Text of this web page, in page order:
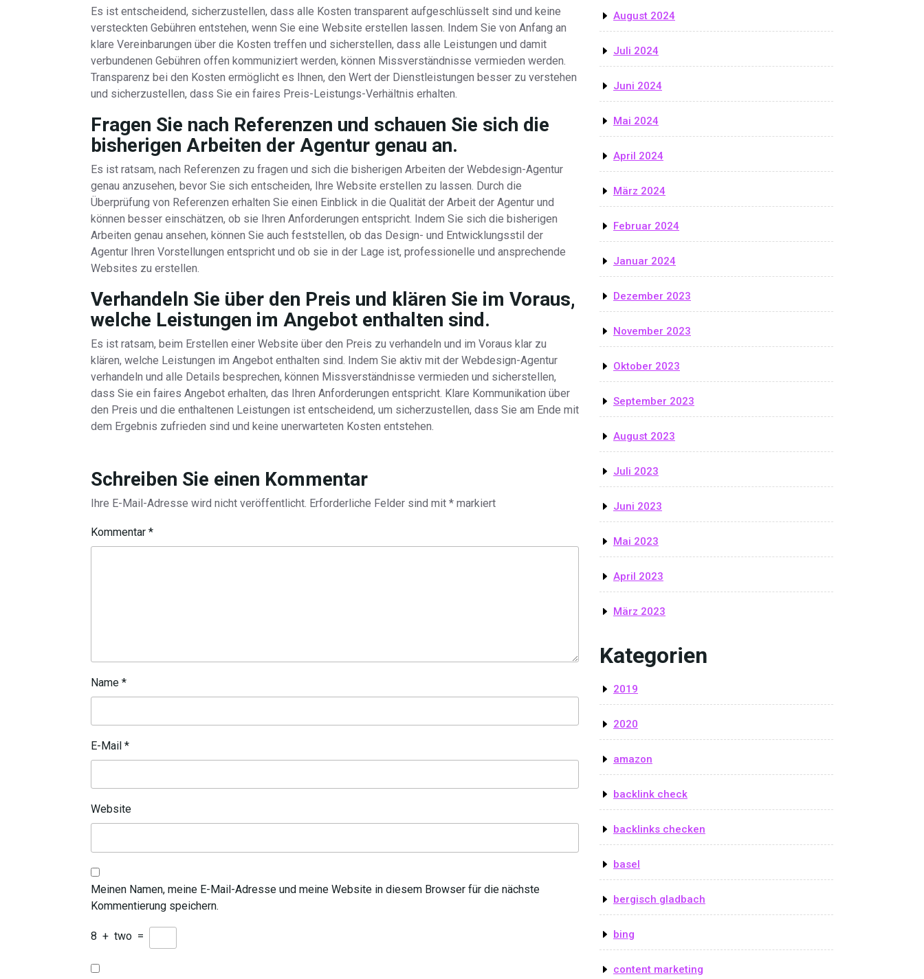
Es ist entscheidend, sicherzustellen, dass alle Kosten transparent aufgeschlüsselt sind und keine
versteckten Gebühren entstehen, wenn Sie eine Website erstellen lassen. Indem Sie von Anfang an
klare Vereinbarungen über die Kosten treffen und sicherstellen, dass alle Leistungen und damit
verbundenen Gebühren offen kommuniziert werden, können Missverständnisse vermieden werden.
Transparenz bei den Kosten ermöglicht es Ihnen, den Wert der Dienstleistungen besser zu verstehen
und sicherzustellen, dass Sie ein faires Preis-Leistungs-Verhältnis erhalten.
Fragen Sie nach Referenzen und schauen Sie sich die
bisherigen Arbeiten der Agentur genau an.
Es ist ratsam, nach Referenzen zu fragen und sich die bisherigen Arbeiten der Webdesign-Agentur
genau anzusehen, bevor Sie sich entscheiden, Ihre Website erstellen zu lassen. Durch die
Überprüfung von Referenzen erhalten Sie einen Einblick in die Qualität der Arbeit der Agentur und
können besser einschätzen, ob sie Ihren Anforderungen entspricht. Indem Sie sich die bisherigen
Arbeiten genau ansehen, können Sie auch feststellen, ob das Design- und Entwicklungsstil der
Agentur Ihren Vorstellungen entspricht und ob sie in der Lage ist, professionelle und ansprechende
Websites zu erstellen.
Verhandeln Sie über den Preis und klären Sie im Voraus,
welche Leistungen im Angebot enthalten sind.
Es ist ratsam, beim Erstellen einer Website über den Preis zu verhandeln und im Voraus klar zu
klären, welche Leistungen im Angebot enthalten sind. Indem Sie aktiv mit der Webdesign-Agentur
verhandeln und alle Details besprechen, können Missverständnisse vermieden und sicherstellen,
dass Sie ein faires Angebot erhalten, das Ihren Anforderungen entspricht. Klare Kommunikation über
den Preis und die enthaltenen Leistungen ist entscheidend, um sicherzustellen, dass Sie am Ende mit
dem Ergebnis zufrieden sind und keine unerwarteten Kosten entstehen.
Schreiben Sie einen Kommentar
Ihre E-Mail-Adresse wird nicht veröffentlicht. Erforderliche Felder sind mit * markiert
Kommentar *
Name *
E-Mail *
Website
Meinen Namen, meine E-Mail-Adresse und meine Website in diesem Browser für die nächste
Kommentierung speichern.
8 + two =
August 2024
Juli 2024
Juni 2024
Mai 2024
April 2024
März 2024
Februar 2024
Januar 2024
Dezember 2023
November 2023
Oktober 2023
September 2023
August 2023
Juli 2023
Juni 2023
Mai 2023
April 2023
März 2023
Kategorien
2019
2020
amazon
backlink check
backlinks checken
basel
bergisch gladbach
bing
content marketing